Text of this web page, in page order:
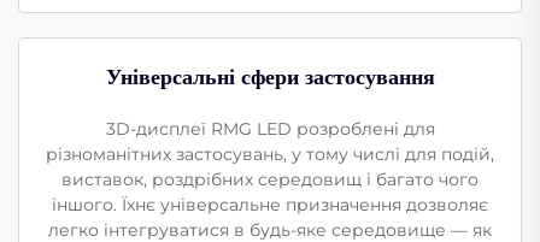
Універсальні сфери застосування
3D-дисплеї RMG LED розроблені для
різноманітних застосувань, у тому числі для подій,
виставок, роздрібних середовищ і багато чого
іншого. Їхнє універсальне призначення дозволяє
легко інтегруватися в будь-яке середовище — як